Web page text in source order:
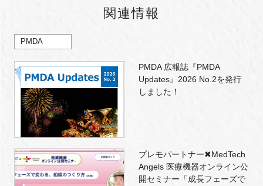
関連情報
PMDA
PMDA 広報誌『PMDA
Updates』2026 No.2を発行
しました！
プレモパートナー✖MedTech
Angels 医療機器オンライン公
開セミナー「成長フェーズで